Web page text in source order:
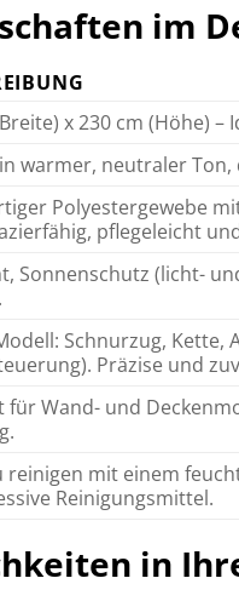
im
x 230 cm (Höhe)
warmer, neutraler
Polyestergewebe
pflegeleicht
Sonnenschutz (licht-
Schnurzug,
Präzise und
für Wand- und
reinigen mit einem
Reinigungsmittel.
in